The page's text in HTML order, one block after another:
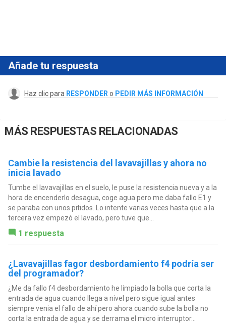
Añade tu respuesta
Haz clic para RESPONDER o PEDIR MÁS INFORMACIÓN
MÁS RESPUESTAS RELACIONADAS
Cambie la resistencia del lavavajillas y ahora no
inicia lavado
Tumbe el lavavajillas en el suelo, le puse la resistencia nueva y a la
hora de encenderlo desagua, coge agua pero me daba fallo E1 y
se paraba con unos pitidos. Lo intente varias veces hasta que a la
tercera vez empezó el lavado, pero tuve que...
1 respuesta
¿Lavavajillas fagor desbordamiento f4 podría ser
del programador?
¿Me da fallo f4 desbordamiento he limpiado la bolla que corta la
entrada de agua cuando llega a nivel pero sigue igual antes
siempre venia el fallo de ahí pero ahora cuando sube la bolla no
corta la entrada de agua y se derrama el micro interruptor...